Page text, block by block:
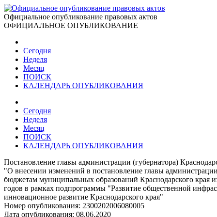
Официальное опубликование правовых актов
ОФИЦИАЛЬНОЕ ОПУБЛИКОВАНИЕ
Сегодня
Неделя
Месяц
ПОИСК
КАЛЕНДАРЬ ОПУБЛИКОВАНИЯ
Сегодня
Неделя
Месяц
ПОИСК
КАЛЕНДАРЬ ОПУБЛИКОВАНИЯ
Постановление главы администрации (губернатора)
"О внесении изменений в постановление главы
бюджетам муниципальных образований Краснодарского края
годов в рамках подпрограммы "Развитие общественной
инновационное развитие Краснодарского края"
Номер опубликования: 2300202006080005
Дата опубликования: 08.06.2020